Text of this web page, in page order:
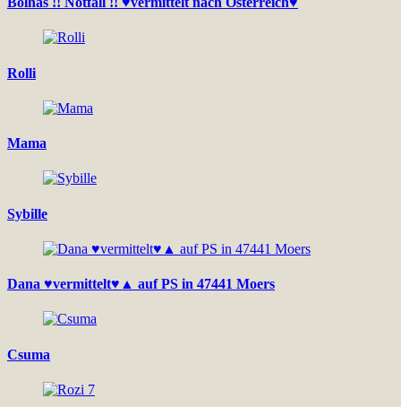
Rolli
Mama
Sybille
Dana ♥vermittelt♥▲ auf PS in 47441 Moers
Csuma